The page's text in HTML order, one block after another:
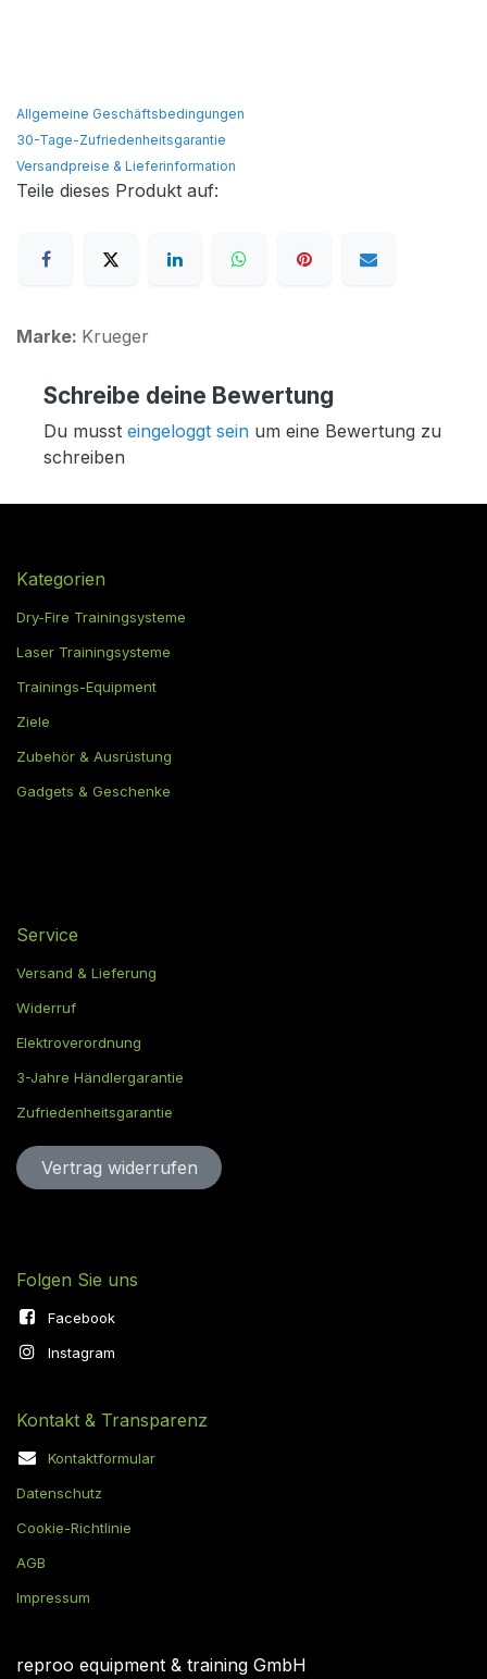
Allgemeine Geschäftsbedingungen
30-Tage-Zufriedenheitsgarantie
Versandpreise & Lieferinformation
Teile dieses Produkt auf:
Marke: Krueger
Schreibe deine Bewertung
Du musst eingeloggt sein um eine Bewertung zu
schreiben
Kategorien
Dry-Fire Trainingsysteme
Laser Trainingsysteme
Trainings-Equipment
Ziele
Zubehör & Ausrüstung
Gadgets & Geschenke
Service
Versand & Lieferung
Widerruf
Elektroverordnung
3-Jahre Händlergarantie
Zufriedenheitsgarantie
Vertrag widerru​​​​​​​​​​fen
Folgen Sie uns
Facebook
Instagram
Kontakt & Transparenz
Kontaktformular
Datenschutz
Cookie-Richtlinie
AGB
Impressum
reproo equipment & training GmbH